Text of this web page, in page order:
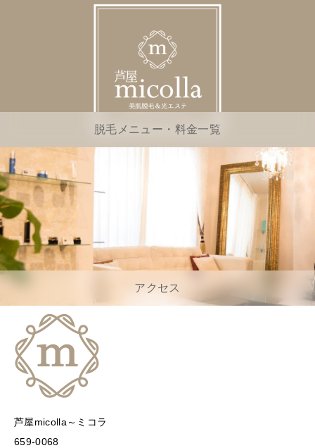
脱毛メニュー・料金一覧
アクセス
芦屋micolla～ミコラ
659-0068